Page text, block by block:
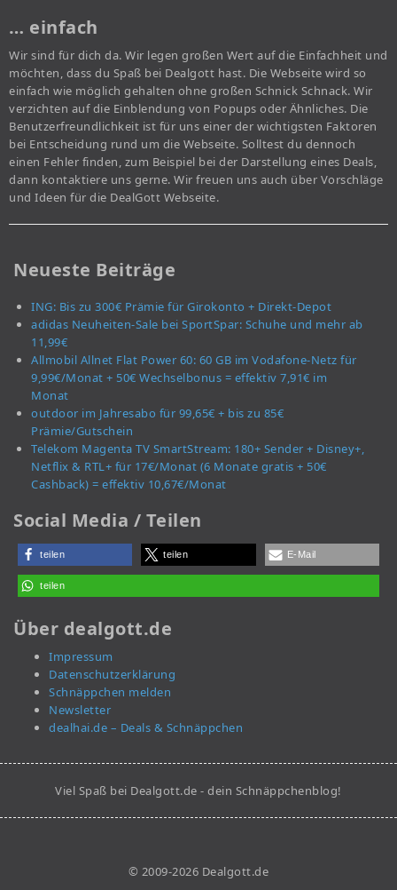
… einfach
Wir sind für dich da. Wir legen großen Wert auf die Einfachheit und
möchten, dass du Spaß bei Dealgott hast. Die Webseite wird so
einfach wie möglich gehalten ohne großen Schnick Schnack. Wir
verzichten auf die Einblendung von Popups oder Ähnliches. Die
Benutzerfreundlichkeit ist für uns einer der wichtigsten Faktoren
bei Entscheidung rund um die Webseite. Solltest du dennoch
einen Fehler finden, zum Beispiel bei der Darstellung eines Deals,
dann kontaktiere uns gerne. Wir freuen uns auch über Vorschläge
und Ideen für die DealGott Webseite.
Neueste Beiträge
ING: Bis zu 300€ Prämie für Girokonto + Direkt-Depot
adidas Neuheiten-Sale bei SportSpar: Schuhe und mehr ab
11,99€
Allmobil Allnet Flat Power 60: 60 GB im Vodafone-Netz für
9,99€/Monat + 50€ Wechselbonus = effektiv 7,91€ im
Monat
outdoor im Jahresabo für 99,65€ + bis zu 85€
Prämie/Gutschein
Telekom Magenta TV SmartStream: 180+ Sender + Disney+,
Netflix & RTL+ für 17€/Monat (6 Monate gratis + 50€
Cashback) = effektiv 10,67€/Monat
Social Media / Teilen
teilen teilen E-Mail
teilen
Über dealgott.de
Impressum
Datenschutzerklärung
Schnäppchen melden
Newsletter
dealhai.de – Deals & Schnäppchen
Viel Spaß bei Dealgott.de - dein Schnäppchenblog!
© 2009-2026 Dealgott.de